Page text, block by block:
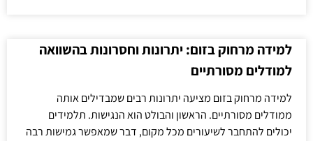
למידה מרחוק בזום: יתרונות וחסרונות בהשוואה
למודלים מסורתיים
למידה מרחוק בזום מציעה יתרונות רבים שמבדילים אותה
ממודלים מסורתיים. הראשון והבולט הוא הנגישות. תלמידים
יכולים להתחבר לשיעורים מכל מקום, דבר שמאפשר גמישות רבה